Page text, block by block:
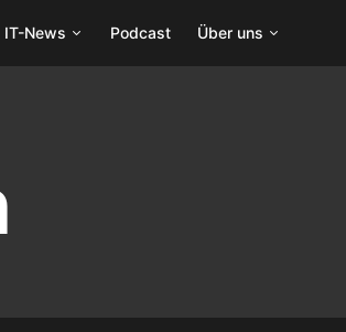
IT-News Podcast Über uns